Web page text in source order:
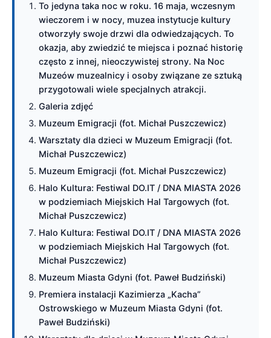
To jedyna taka noc w roku. 16 maja, wczesnym
wieczorem i w nocy, muzea instytucje kultury
otworzyły swoje drzwi dla odwiedzających. To
okazja, aby zwiedzić te miejsca i poznać historię
często z innej, nieoczywistej strony. Na Noc
Muzeów muzealnicy i osoby związane ze sztuką
przygotowali wiele specjalnych atrakcji.
Galeria zdjęć
Muzeum Emigracji (fot. Michał Puszczewicz)
Warsztaty dla dzieci w Muzeum Emigracji (fot.
Michał Puszczewicz)
Muzeum Emigracji (fot. Michał Puszczewicz)
Halo Kultura: Festiwal DO.IT / DNA MIASTA 2026
w podziemiach Miejskich Hal Targowych (fot.
Michał Puszczewicz)
Halo Kultura: Festiwal DO.IT / DNA MIASTA 2026
w podziemiach Miejskich Hal Targowych (fot.
Michał Puszczewicz)
Muzeum Miasta Gdyni (fot. Paweł Budziński)
Premiera instalacji Kazimierza „Kacha”
Ostrowskiego w Muzeum Miasta Gdyni (fot.
Paweł Budziński)